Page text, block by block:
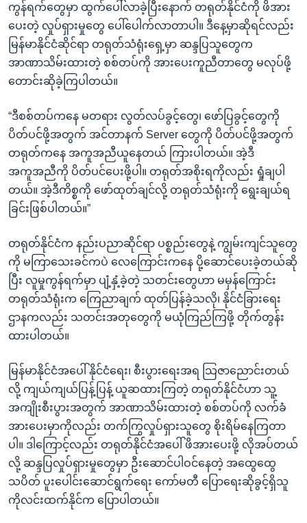
ကွန်ရက်တွေမှာ ထွက်ပေါ်လာခဲ့ပြီးနောက် တရုတ်နိုင်ငံကို ဖိအား
ပေးတဲ့ လှုပ်ရှားမှုတွေ ပေါ်ပေါက်လာတာပါ။ ဒီနေ့မှာဆိုရင်လည်း
မြန်မာနိုင်ငံဆိုင်ရာ တရုတ်သံရုံးရှေ့မှာ ဆန္ဒပြသူတွေက
အာဏာသိမ်းထားတဲ့ စစ်တပ်ကို အားပေးကူညီတာတွေ မလုပ်ဖို့
တောင်းဆိုခဲ့ကြပါတယ်။
“ဒီစစ်တပ်ကနေ မတရား လွတ်လပ်ခွင့်တွေ၊ ဖော်ပြခွင့်တွေကို
ပိတ်ပင်ဖို့အတွက် အင်တာနက် Server တွေကို ပိတ်ပင်ဖို့အတွက်
တရုတ်ကနေ အကူအညီယူနေတယ် ကြားပါတယ်။ အဲ့ဒီ
အကူအညီကို ပိတ်ပင်ပေးဖို့ပါ။ တရုတ်အစိုးရကိုလည်း ရှုံချပါ
တယ်။ အဲ့ဒီကိစ္စကို ဖော်ထုတ်ချင်လို့ တရုတ်သံရုံးကို ရွေးချယ်ရ
ခြင်းဖြစ်ပါတယ်။”
တရုတ်နိုင်ငံက နည်းပညာဆိုင်ရာ ပစ္စည်းတွေနဲ့ ကျွမ်းကျင်သူတွေ
ကို မကြာသေးခင်ကပဲ လေကြောင်းကနေ ပို့ဆောင်ပေးခဲ့တယ်ဆို
ပြီး လူမှုကွန်ရက်မှာ ပျံ့နှံ့ခဲ့တဲ့ သတင်းတွေဟာ မမှန်ကြောင်း
တရုတ်သံရုံးက ကြေညာချက် ထုတ်ပြန်ခဲ့သလို၊ နိုင်ငံခြားရေး
ဌာနကလည်း သတင်းအတုတွေကို မယုံကြည်ကြဖို့ တိုက်တွန်း
ထားပါတယ်။
မြန်မာနိုင်ငံအပေါ် နိုင်ငံရေး၊ စီးပွားရေးအရ သြဇာညောင်းတယ်
လို့ ကျယ်ကျယ်ပြန့်ပြန့် ယူဆထားကြတဲ့ တရုတ်နိုင်ငံဟာ သူ့
အကျိုးစီးပွားအတွက် အာဏာသိမ်းထားတဲ့ စစ်တပ်ကို လက်ခံ
အားပေးမှာကိုလည်း တက်ကြွလှုပ်ရှားသူတွေ စိုးရိမ်နေကြတာ
ပါ။ ဒါကြောင့်လည်း တရုတ်နိုင်ငံအပေါ် ဖိအားပေးဖို့ လိုအပ်တယ်
လို့ ဆန္ဒပြလှုပ်ရှားမှုတွေမှာ ဦးဆောင်ပါဝင်နေတဲ့ အထွေထွေ
သပိတ် ပူးပေါင်းဆောင်ရွက်ရေး ကော်မတီ ပြောရေးဆိုခွင့်ရှိသူ
ကိုလင်းထက်နိုင်က ပြောပါတယ်။